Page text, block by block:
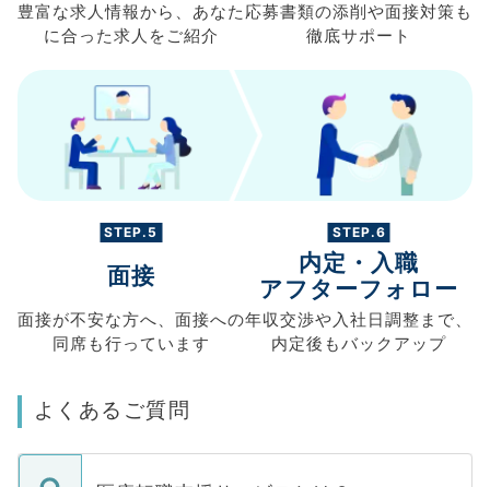
豊富な求人情報から、 あなた
に合った求人を ご紹介
応募書類の添削や面接対策も
徹底サポート
STEP.5
面接
面接が不安な方へ、 面接への
同席も行っています
STEP.6
内定・入職
アフターフォロー
年収交渉や入社日調整まで、
内定後もバックアップ
よくあるご質問